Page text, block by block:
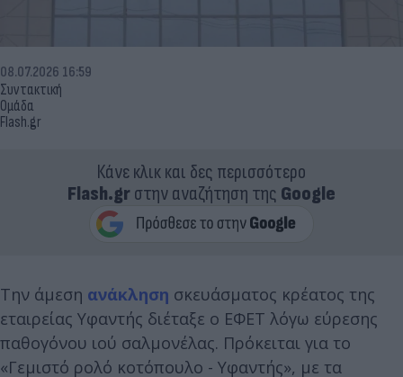
Συντακτική
Ομάδα
Flash.gr
08.07.2026 16:59
Κάνε κλικ και δες περισσότερο
Flash.grστην αναζήτηση της Google
Την άμεση ανάκληση σκευάσματος κρέατος της
εταιρείας Υφαντής διέταξε ο ΕΦΕΤ λόγω εύρεσης
παθογόνου ιού σαλμονέλας. Πρόκειται για το
«Γεμιστό ρολό κοτόπουλο - Υφαντής», με τα